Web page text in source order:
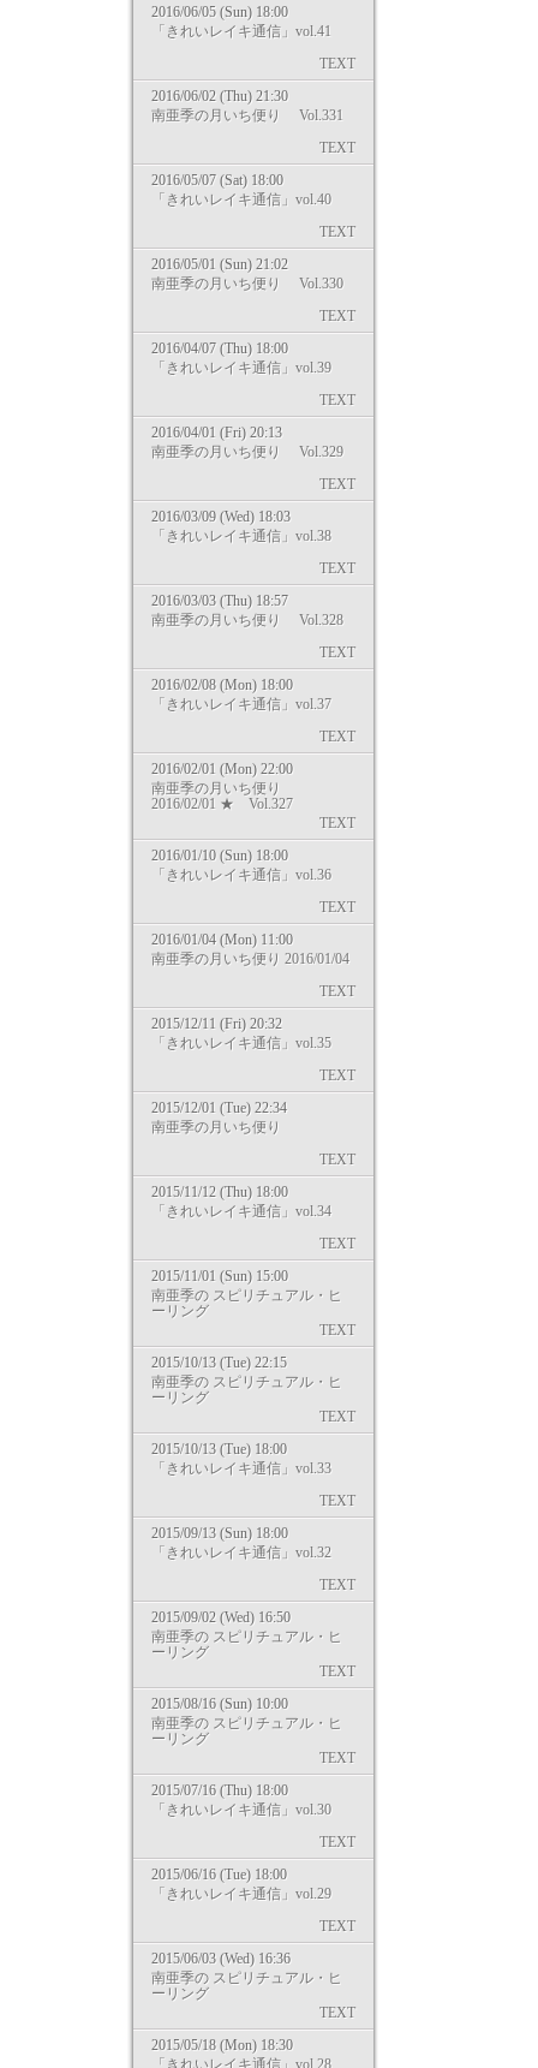
2016/06/05 (Sun) 18:00
「きれいレイキ通信」vol.41
TEXT
2016/06/02 (Thu) 21:30
南亜季の月いち便り Vol.331
TEXT
2016/05/07 (Sat) 18:00
「きれいレイキ通信」vol.40
TEXT
2016/05/01 (Sun) 21:02
南亜季の月いち便り Vol.330
TEXT
2016/04/07 (Thu) 18:00
「きれいレイキ通信」vol.39
TEXT
2016/04/01 (Fri) 20:13
南亜季の月いち便り Vol.329
TEXT
2016/03/09 (Wed) 18:03
「きれいレイキ通信」vol.38
TEXT
2016/03/03 (Thu) 18:57
南亜季の月いち便り Vol.328
TEXT
2016/02/08 (Mon) 18:00
「きれいレイキ通信」vol.37
TEXT
2016/02/01 (Mon) 22:00
南亜季の月いち便り
2016/02/01 ★ Vol.327
TEXT
2016/01/10 (Sun) 18:00
「きれいレイキ通信」vol.36
TEXT
2016/01/04 (Mon) 11:00
南亜季の月いち便り 2016/01/04
TEXT
2015/12/11 (Fri) 20:32
「きれいレイキ通信」vol.35
TEXT
2015/12/01 (Tue) 22:34
南亜季の月いち便り
TEXT
2015/11/12 (Thu) 18:00
「きれいレイキ通信」vol.34
TEXT
2015/11/01 (Sun) 15:00
南亜季の スピリチュアル・ヒ
ーリング
TEXT
2015/10/13 (Tue) 22:15
南亜季の スピリチュアル・ヒ
ーリング
TEXT
2015/10/13 (Tue) 18:00
「きれいレイキ通信」vol.33
TEXT
2015/09/13 (Sun) 18:00
「きれいレイキ通信」vol.32
TEXT
2015/09/02 (Wed) 16:50
南亜季の スピリチュアル・ヒ
ーリング
TEXT
2015/08/16 (Sun) 10:00
南亜季の スピリチュアル・ヒ
ーリング
TEXT
2015/07/16 (Thu) 18:00
「きれいレイキ通信」vol.30
TEXT
2015/06/16 (Tue) 18:00
「きれいレイキ通信」vol.29
TEXT
2015/06/03 (Wed) 16:36
南亜季の スピリチュアル・ヒ
ーリング
TEXT
2015/05/18 (Mon) 18:30
「きれいレイキ通信」vol.28